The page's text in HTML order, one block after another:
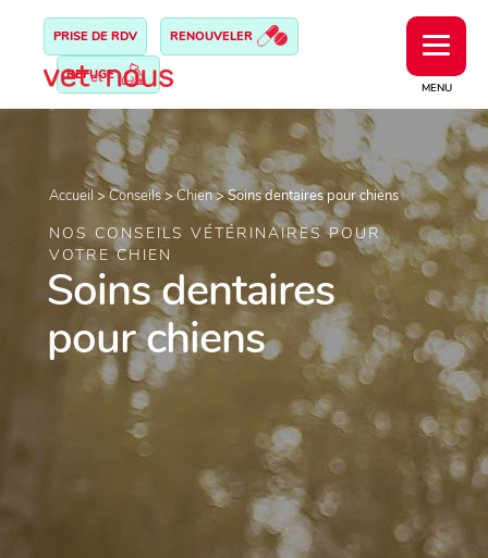
MENU
PRISE DE RDV RENOUVELER
REFUGE
Accueil >Conseils>Chien>Soins dentaires pour chiens
NOS CONSEILS VÉTÉRINAIRES POUR
VOTRE CHIEN
Soins dentaires
pour chiens